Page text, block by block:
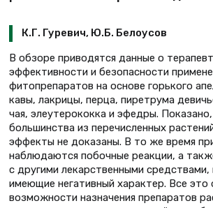
К.Г. Гуревич, Ю.Б. Белоусов
В обзоре приводятся данные о
эффективности и безопасности
фитопрепаратов на основе горького
кавы, лакрицы, перца, пиретрума
чая, элеутерококка и эфедры.
большинства из перечисленных
эффекты не доказаны. В то же время
наблюдаются побочные реакции, а
с другими лекарственными средствами,
имеющие негативный характер. Все это
возможности назначения препаратов